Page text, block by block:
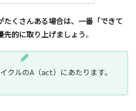
たくさんある場合は、一番「できて
先的に取り上げましょう。
クルのA（act）にあたります。